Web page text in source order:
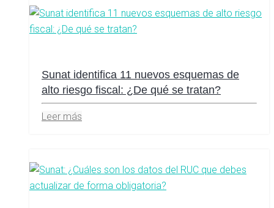
Sunat identifica 11 nuevos esquemas de
alto riesgo fiscal: ¿De qué se tratan?
Leer más